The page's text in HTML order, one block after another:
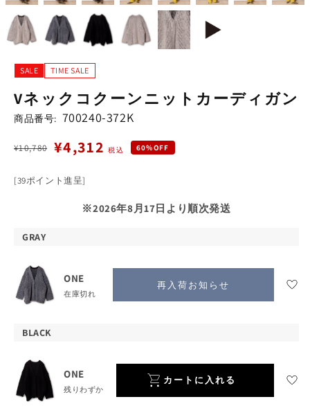
カテゴリーでさがす
SALE TIME SALE
Vネックコクーンニットカーディガン
商品番号: 700240-372K
通
価
¥10,780
セ
ル
¥4,312税込 60%OFF
[39ポイント進呈]
※2026年8月17日より順次発送
GRAY
ONE
在庫切れ
再入荷お知らせ
BLACK
ONE
残りわずか
カートに入れる